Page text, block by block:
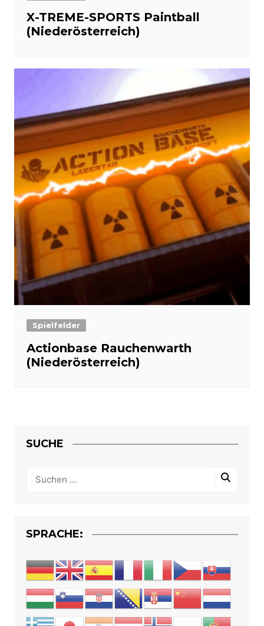
X-TREME-SPORTS Paintball
(Niederösterreich)
Spielfelder
Actionbase Rauchenwarth
(Niederösterreich)
SUCHE
SPRACHE: